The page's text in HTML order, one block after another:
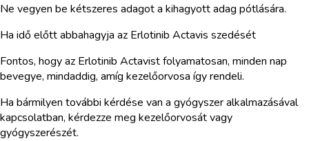
Ne vegyen be kétszeres adagot a kihagyott adag pótlására.
Ha idő előtt abbahagyja az Erlotinib Actavis szedését
Fontos, hogy az Erlotinib Actavist folyamatosan, minden nap
bevegye, mindaddig, amíg kezelőorvosa így rendeli.
Ha bármilyen további kérdése van a gyógyszer alkalmazásával
kapcsolatban, kérdezze meg kezelőorvosát vagy
gyógyszerészét.